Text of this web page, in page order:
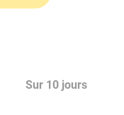
Sur 10 jours